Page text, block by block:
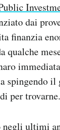
dai
finanzia
qualche
spingendo il
per trovarne.
negli ultimi